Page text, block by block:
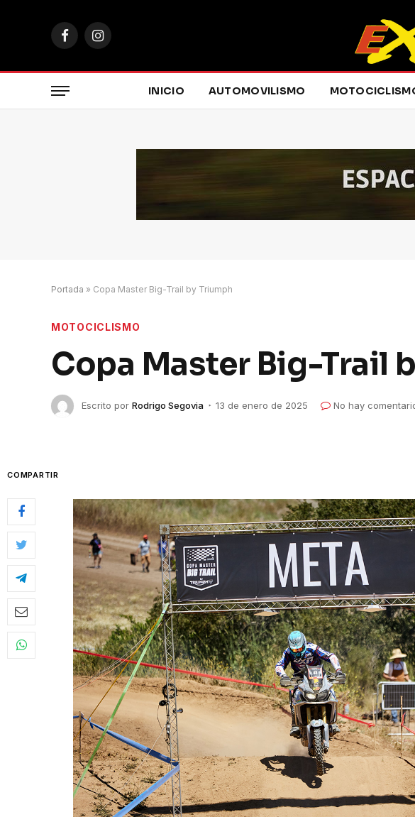
FacebookInstagram
INICIO AUTOMOVILISMO
Portada » Copa Master Big-Trail by Triumph
MOTOCICLISMO
Copa Master Big-Trail
Escrito por Rodrigo Segovia 13 de enero de 2025 No hay
COMPARTIR